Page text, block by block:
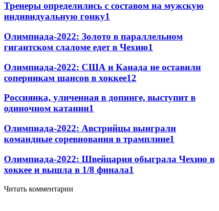
Тренеры определились с составом на мужскую
индивидуальную гонку1
Олимпиада-2022: Золото в параллельном
гигантском слаломе едет в Чехию1
Олимпиада-2022: США и Канада не оставили
соперникам шансов в хоккее12
Россиянка, уличенная в допинге, выступит в
одиночном катании1
Олимпиада-2022: Австрийцы выиграли
командные соревнования в трамплине1
Олимпиада-2022: Швейцария обыграла Чехию в
хоккее и вышла в 1/8 финала1
Читать комментарии